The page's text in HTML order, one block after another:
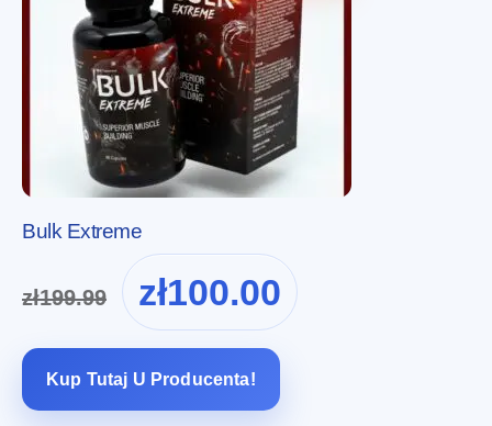
Bulk Extreme
zł199.99
Pierwotna
cena
wynosiła:
zł100.00
cena
Kup Tutaj U Producenta!